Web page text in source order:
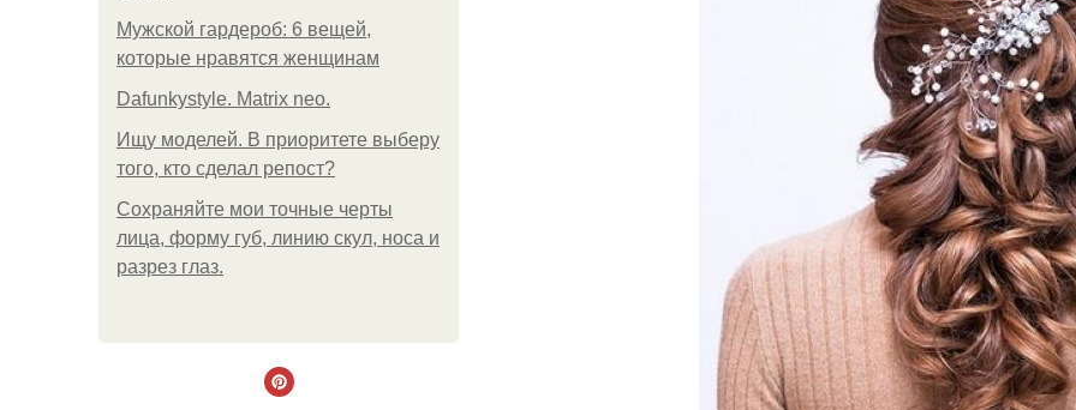
Мужской гардероб: 6 вещей,
которые нравятся женщинам
Dafunkystyle. Matrix neo.
Ищу моделей. В приоритете выберу
того, кто сделал репост?
Сохраняйте мои точные черты
лица, форму губ, линию скул, носа и
разрез глаз.